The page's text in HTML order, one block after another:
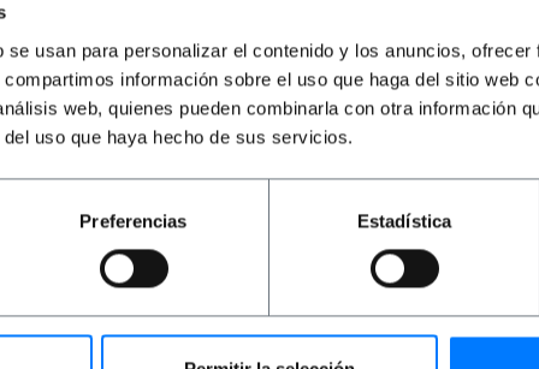
usan para personalizar el contenido y los anuncios,
información sobre el uso que haga del sitio web
web, quienes pueden combinarla con otra información
uso que haya hecho de sus servicios.
Preferencias Estadística
Aantal